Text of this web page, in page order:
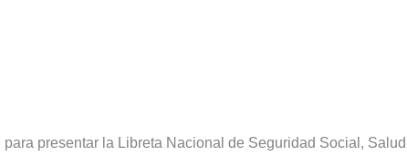
para presentar la Libreta Nacional de Seguridad Social, Salud